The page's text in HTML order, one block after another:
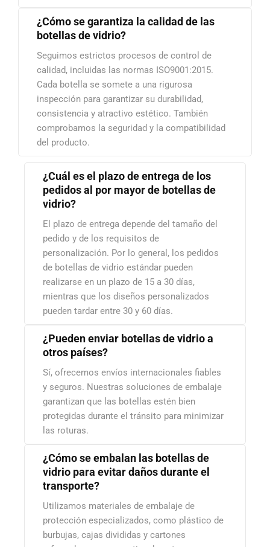
¿Cómo se garantiza la calidad de las
botellas de vidrio?
Seguimos estrictos procesos de control de
calidad, incluidas las normas ISO9001:2015.
Cada botella se somete a una rigurosa
inspección para garantizar su durabilidad,
consistencia y atractivo estético. También
comprobamos la seguridad y la compatibilidad
del producto.
¿Cuál es el plazo de entrega de los
pedidos al por mayor de botellas de
vidrio?
El plazo de entrega depende del tamaño del
pedido y de los requisitos de
personalización. Por lo general, los pedidos
de botellas de vidrio estándar pueden
realizarse en un plazo de 15 a 30 días,
mientras que los diseños personalizados
pueden tardar entre 30 y 60 días.
¿Pueden enviar botellas de vidrio a
otros países?
Sí, ofrecemos envíos internacionales fiables
y seguros. Nuestras soluciones de embalaje
garantizan que las botellas estén bien
protegidas durante el tránsito para minimizar
las roturas.
¿Cómo se embalan las botellas de
vidrio para evitar daños durante el
transporte?
Utilizamos materiales de embalaje de
protección especializados, como plástico de
burbujas, cajas divididas y cartones